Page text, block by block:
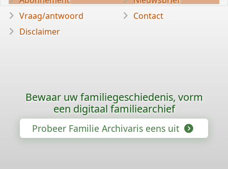
Vraag/antwoord
Disclaimer
Contact
Bewaar uw familiegeschiedenis, vorm
een digitaal familiearchief
Probeer Familie Archivaris eens uit